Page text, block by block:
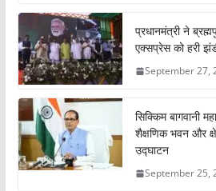
प्रधानमंत्री ने
एक्सप्रेस को हरी
September 27,
सिक्किम बागवानी
शैक्षणिक भवन और
उद्घाटन
September 25,